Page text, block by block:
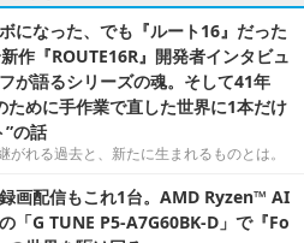
になった、でも『ルート16』だった
作『ROUTE16R』開発者インタビュ
が語るシリーズの魂。そして41年
ために手作業で直した世界に1本だけ
”の話
がれる過去と、新たに生まれるものとは。
画配信もこれ1台。AMD Ryzen™ AI
「G TUNE P5-A7G60BK-D」で『Fo